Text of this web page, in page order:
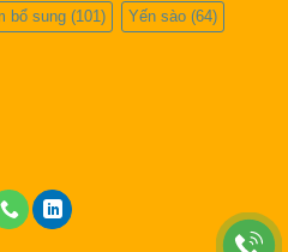
bổ sung (101) Yến sào (64)